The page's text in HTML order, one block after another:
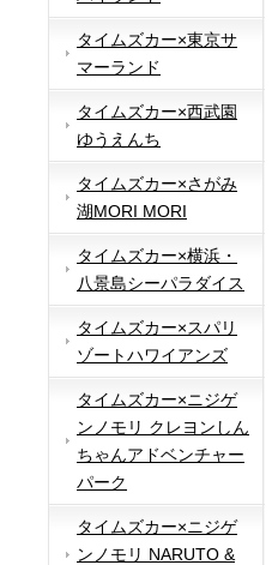
タイムズカー×東京サ
マーランド
タイムズカー×西武園
ゆうえんち
タイムズカー×さがみ
湖MORI MORI
タイムズカー×横浜・
八景島シーパラダイス
タイムズカー×スパリ
ゾートハワイアンズ
タイムズカー×ニジゲ
ンノモリ クレヨンしん
ちゃんアドベンチャー
パーク
タイムズカー×ニジゲ
ンノモリ NARUTO &